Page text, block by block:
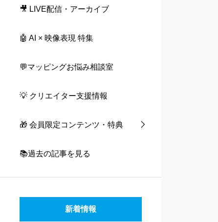
🎥 LIVE配信・アーカイブ
🤖 AI × 映像表現 特集
💬マッピングお悩み相談室
💡 クリエイター支援情報
🎁 会員限定コンテンツ・特典
📚過去の記事を見る
新着情報